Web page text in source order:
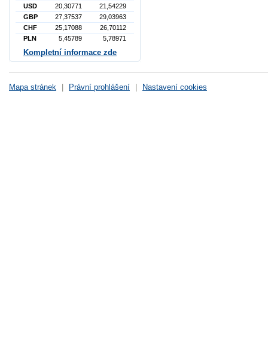
USD
20,30771
21,54229
GBP
27,37537
29,03963
CHF
25,17088
26,70112
PLN
5,45789 5,78971
Kompletní informace zde
Mapa stránek Právní prohlášení Nastavení cookies